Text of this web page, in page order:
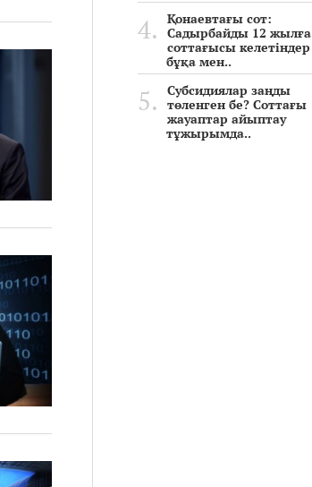
Қонаевтағы сот:
Садырбайды 12 жылға
соттағысы келетіндер
бұқа мен..
Субсидиялар заңды
төленген бе? Соттағы
жауаптар айыптау
тұжырымда..